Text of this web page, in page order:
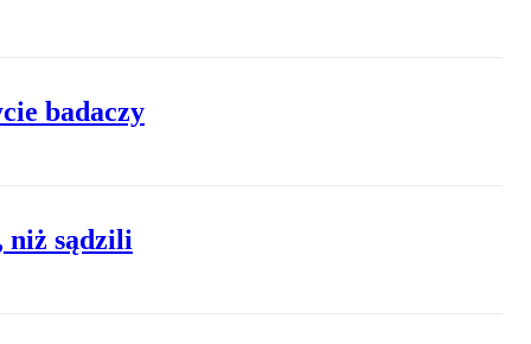
badaczy
niż sądzili